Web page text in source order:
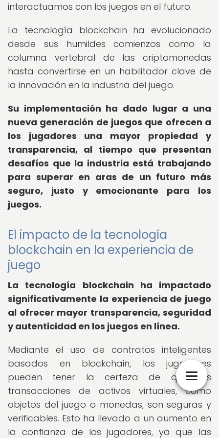
interactuamos con los juegos en el futuro.
La tecnología blockchain ha evolucionado
desde sus humildes comienzos como la
columna vertebral de las criptomonedas
hasta convertirse en un habilitador clave de
la innovación en la industria del juego.
Su implementación ha dado lugar a una
nueva generación de juegos que ofrecen a
los jugadores una mayor propiedad y
transparencia, al tiempo que presentan
desafíos que la industria está trabajando
para superar en aras de un futuro más
seguro, justo y emocionante para los
juegos.
El impacto de la tecnología
blockchain en la experiencia de
juego
La tecnología blockchain ha impactado
significativamente la experiencia de juego
al ofrecer mayor transparencia, seguridad
y autenticidad en los juegos en línea.
Mediante el uso de contratos inteligentes
basados en blockchain, los jugadores
pueden tener la certeza de que las
transacciones de activos virtuales, como
objetos del juego o monedas, son seguras y
verificables. Esto ha llevado a un aumento en
la confianza de los jugadores, ya que las